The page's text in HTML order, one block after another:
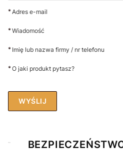
*Adres e-mail
*Wiadomość
* Imię lub nazwa firmy / nr telefonu
*O jaki produkt pytasz?
WYŚLIJ